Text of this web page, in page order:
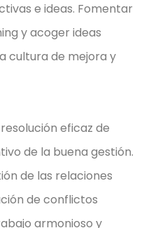
e ideas. Fomentar
y acoger ideas
cultura de mejora y
resolución eficaz de
de la buena gestión.
de las relaciones
de conflictos
armonioso y